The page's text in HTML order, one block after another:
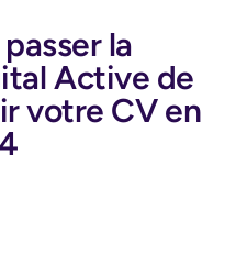
la
Active de
votre CV en